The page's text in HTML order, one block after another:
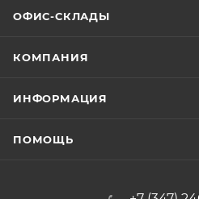
ОФИС-СКЛАДЫ
КОМПАНИЯ
ИНФОРМАЦИЯ
ПОМОЩЬ